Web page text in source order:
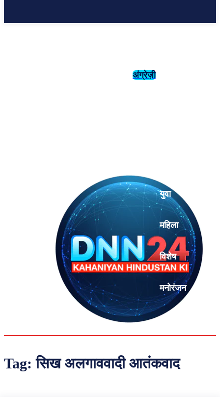
अंग्रेज़ी
युवा
महिला
विशेष
मनोरंजन
Tag:सिख अलगाववादी आतंकवाद